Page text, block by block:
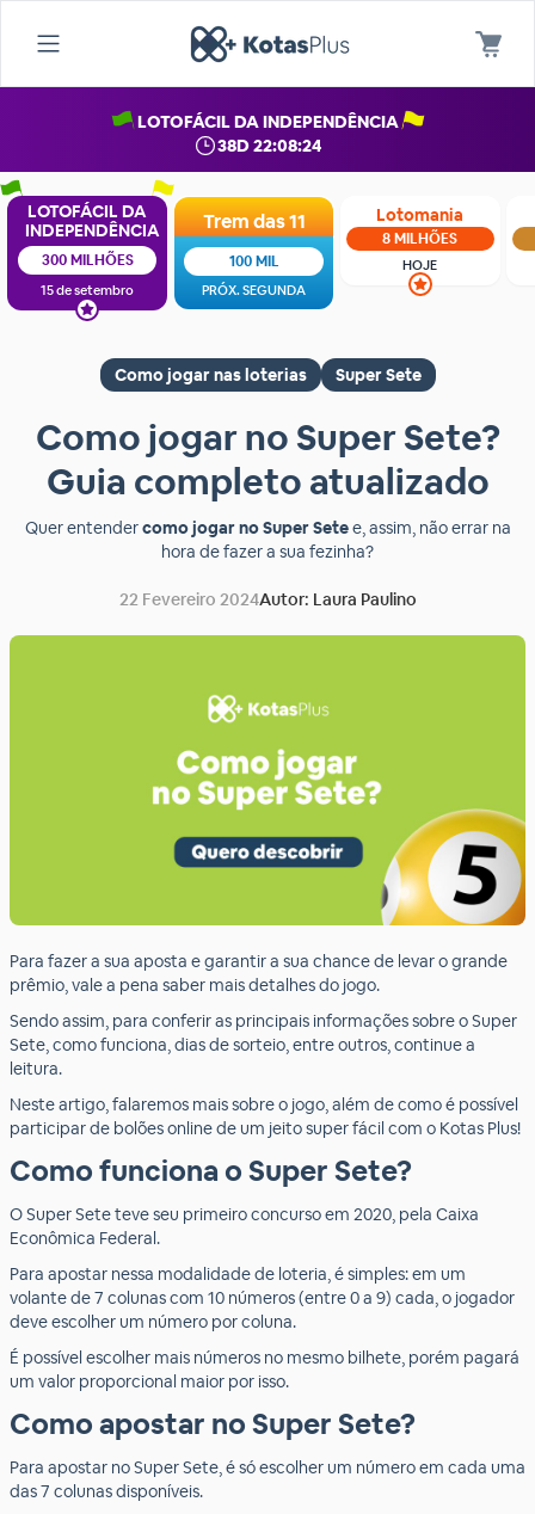
LOTOFÁCIL DA INDEPENDÊNCIA
38D 22:08:24
LOTOFÁCIL DA
INDEPENDÊNCIA
300 MILHÕES
15 de setembro
Trem das 11
100 MIL
PRÓX. SEGUNDA
Lotomania
8 MILHÕES
HOJE
Como jogar nas loterias Super Sete
Como jogar no Super Sete?
Guia completo atualizado
Quer entendercomo jogar no Super Setee, assim, não errar na
hora de fazer a sua fezinha?
22 Fevereiro 2024Autor: Laura Paulino
Para fazer a sua aposta e garantir a sua chance de levar o grande
prêmio, vale a pena saber mais detalhes do jogo.
Sendo assim, para conferir as principais informações sobre o Super
Sete, como funciona, dias de sorteio, entre outros, continue a
leitura.
Neste artigo, falaremos mais sobre o jogo, além de como é possível
participar de bolões online de um jeito super fácil com o Kotas Plus!
Como funciona o Super Sete?
O Super Sete teve seu primeiro concurso em 2020, pela Caixa
Econômica Federal.
Para apostar nessa modalidade de loteria, é simples: em um
volante de 7 colunas com 10 números (entre 0 a 9) cada, o jogador
deve escolher um número por coluna.
É possível escolher mais números no mesmo bilhete, porém pagará
um valor proporcional maior por isso.
Como apostar no Super Sete?
Para apostar no Super Sete, é só escolher um número em cada uma
das 7 colunas disponíveis.